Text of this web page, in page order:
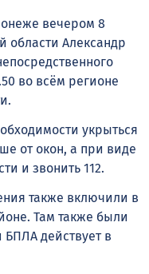
вечером 8
области Александр
во всём регионе
укрыться
от окон, а при виде
и звонить 112.
также включили в
Там также были
действует в